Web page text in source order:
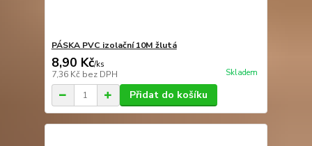
PÁSKA PVC izolační 10M žlutá
8,90 Kč/ks
7,36 Kč bez DPH Skladem
Přidat do košíku